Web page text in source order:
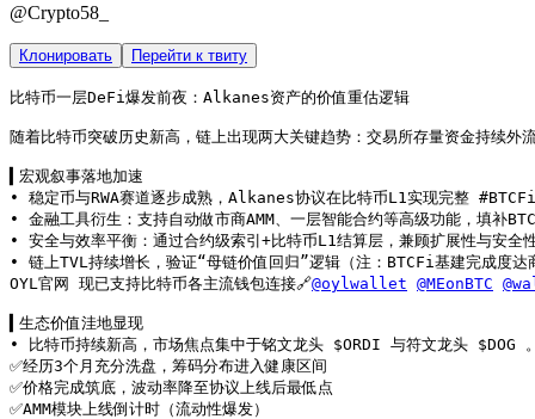
@Crypto58_
Клонировать Перейти к твиту
比特币一层DeFi爆发前夜：Alkanes资产的价值重估逻辑
随着比特币突破历史新高，链上出现两大关键趋势：交易所存量资金持续
▍宏观叙事落地加速
• 稳定币与RWA赛道逐步成熟，Alkanes协议在比特币L1实现完整
• 金融工具衍生：支持自动做市商AMM、一层智能合约等高级功能，填补
• 安全与效率平衡：通过合约级索引+比特币L1结算层，兼顾扩展性与安全
• 链上TVL持续增长，验证“母链价值回归”逻辑（注：BTCFi基建完成度达
OYL官网 现已支持比特币各主流钱包连接🔗@oylwallet @MEonBTC
▍生态价值洼地显现
• 比特币持续新高，市场焦点集中于铭文龙头 $ORDI 与符文龙头
✅经历3个月充分洗盘，筹码分布进入健康区间
✅价格完成筑底，波动率降至协议上线后最低点
✅AMM模块上线倒计时（流动性爆发）